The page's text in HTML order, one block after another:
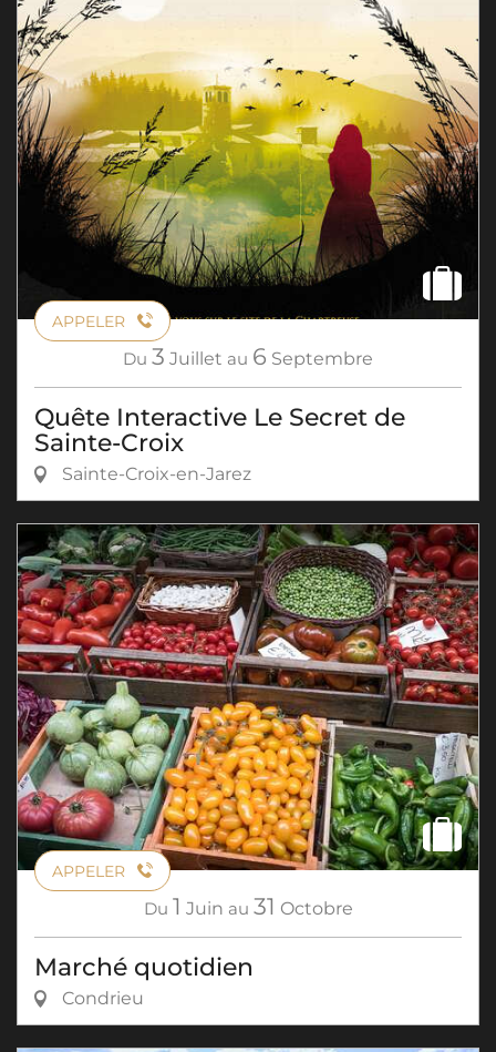
APPELER
Du 3 Juillet au 6 Septembre
Quête Interactive Le Secret de
Sainte-Croix
Sainte-Croix-en-Jarez
APPELER
Du 1 Juin au 31 Octobre
Marché quotidien
Condrieu